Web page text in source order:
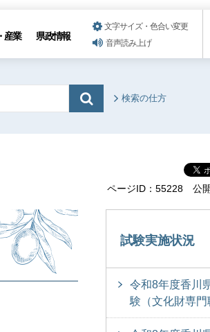
産業 県政情報
文字サイズ・色合い変更
音声読み上げ
検索の仕方
ページID：55228 公
試験実施状況
令和8年度香川
験（文化財専門